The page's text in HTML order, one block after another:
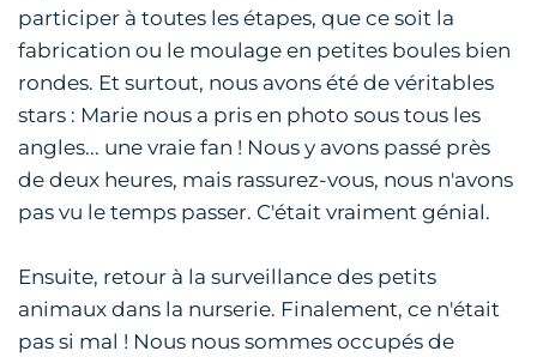
participer à toutes les étapes, que ce soit la
fabrication ou le moulage en petites boules bien
rondes. Et surtout, nous avons été de véritables
stars : Marie nous a pris en photo sous tous les
angles... une vraie fan ! Nous y avons passé près
de deux heures, mais rassurez-vous, nous n'avons
pas vu le temps passer. C'était vraiment génial.
Ensuite, retour à la surveillance des petits
animaux dans la nurserie. Finalement, ce n'était
pas si mal ! Nous nous sommes occupés de